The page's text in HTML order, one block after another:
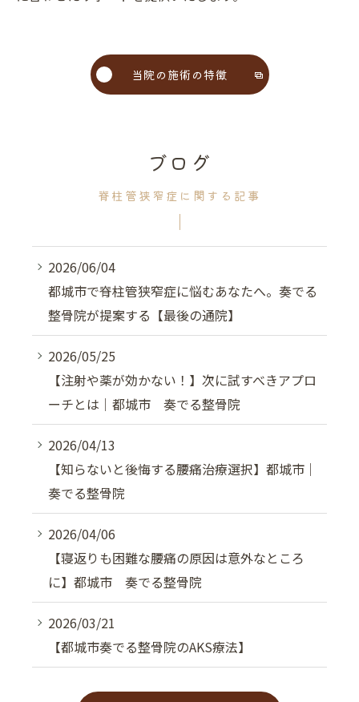
当院の施術の特徴
ブログ
脊柱管狭窄症に関する記事
2026/06/04
都城市で脊柱管狭窄症に悩むあなたへ。奏でる
整骨院が提案する【最後の通院】
2026/05/25
【注射や薬が効かない！】次に試すべきアプロ
ーチとは｜都城市 奏でる整骨院
2026/04/13
【知らないと後悔する腰痛治療選択】都城市｜
奏でる整骨院
2026/04/06
【寝返りも困難な腰痛の原因は意外なところ
に】都城市 奏でる整骨院
2026/03/21
【都城市奏でる整骨院のAKS療法】